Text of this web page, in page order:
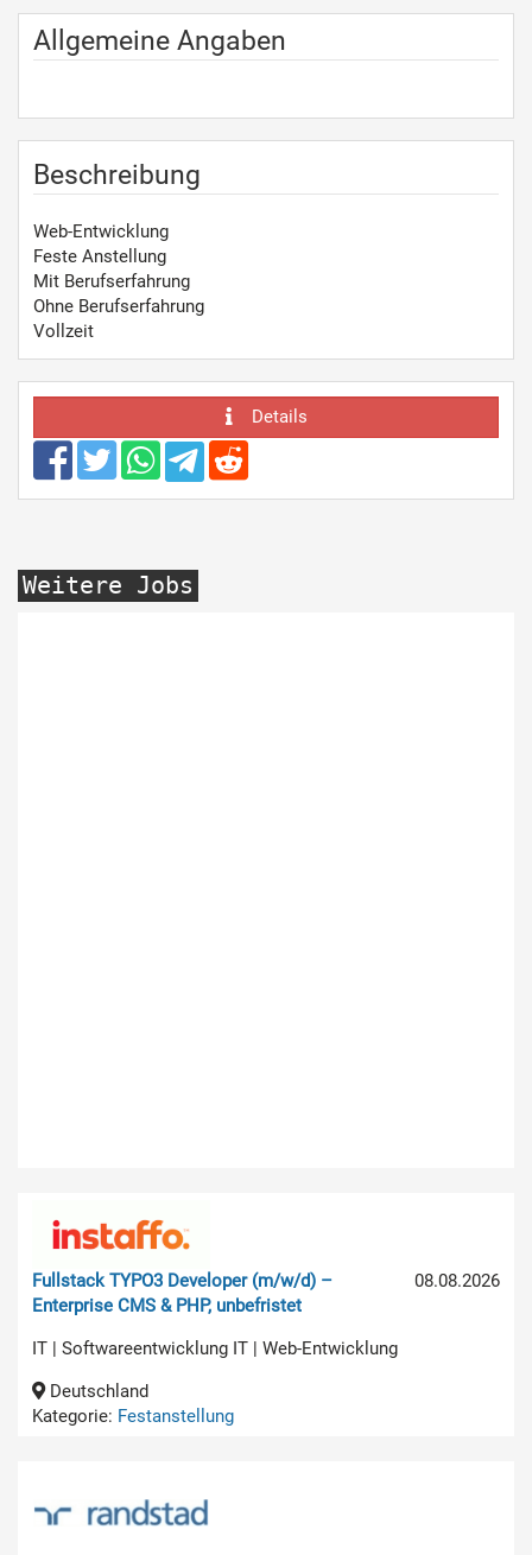
Allgemeine Angaben
Beschreibung
Web-Entwicklung
Feste Anstellung
Mit Berufserfahrung
Ohne Berufserfahrung
Vollzeit
Details
Weitere Jobs
08.08.2026
Fullstack TYPO3 Developer (m/w/d) –
Enterprise CMS & PHP, unbefristet
IT | Softwareentwicklung IT | Web-Entwicklung
Deutschland
Kategorie: Festanstellung